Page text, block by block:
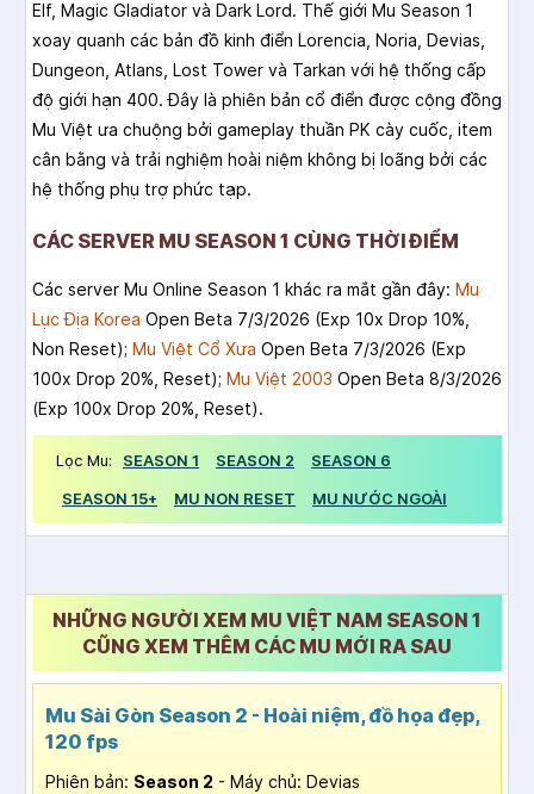
Elf, Magic Gladiator và Dark Lord. Thế giới Mu Season 1
xoay quanh các bản đồ kinh điển Lorencia, Noria, Devias,
Dungeon, Atlans, Lost Tower và Tarkan với hệ thống cấp
độ giới hạn 400. Đây là phiên bản cổ điển được cộng đồng
Mu Việt ưa chuộng bởi gameplay thuần PK cày cuốc, item
cân bằng và trải nghiệm hoài niệm không bị loãng bởi các
hệ thống phụ trợ phức tạp.
CÁC SERVER MU SEASON 1 CÙNG THỜI ĐIỂM
Các server Mu Online Season 1 khác ra mắt gần đây: Mu
Lục Địa Korea Open Beta 7/3/2026 (Exp 10x Drop 10%,
Non Reset); Mu Việt Cổ Xưa Open Beta 7/3/2026 (Exp
100x Drop 20%, Reset); Mu Việt 2003 Open Beta 8/3/2026
(Exp 100x Drop 20%, Reset).
Lọc Mu: SEASON 1 SEASON 2
SEASON 6
SEASON 15+
MU NON RESET MU NƯỚC NGOÀI
NHỮNG NGƯỜI XEM MU VIỆT NAM SEASON 1
CŨNG XEM THÊM CÁC MU MỚI RA SAU
Mu Sài Gòn Season 2 - Hoài niệm, đồ họa đẹp,
120 fps
Phiên bản: Season 2 - Máy chủ: Devias